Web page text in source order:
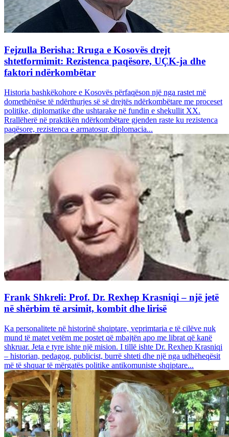
Fejzulla Berisha: Rruga e Kosovës drejt
shtetformimit: Rezistenca paqësore, UÇK-ja dhe
faktori ndërkombëtar
Historia bashkëkohore e Kosovës përfaqëson një nga rastet më
domethënëse të ndërthurjes së së drejtës ndërkombëtare me proceset
politike, diplomatike dhe ushtarake në fundin e shekullit XX.
Rrallëherë në praktikën ndërkombëtare gjenden raste ku rezistenca
paqësore, rezistenca e armatosur, diplomacia...
Frank Shkreli: Prof. Dr. Rexhep Krasniqi – një jetë
në shërbim të arsimit, kombit dhe lirisë
Ka personalitete në historinë shqiptare, veprimtaria e të cilëve nuk
mund të matet vetëm me postet që mbajtën apo me librat që kanë
shkruar. Jeta e tyre ishte një mision. I tillë ishte Dr. Rexhep Krasniqi
– historian, pedagog, publicist, burrë shteti dhe një nga udhëheqësit
më të shquar të mërgatës politike antikomuniste shqiptare...